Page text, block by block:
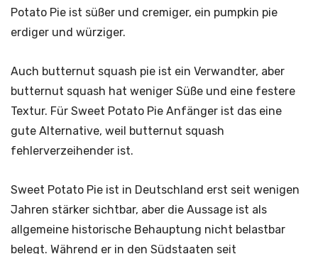
Potato Pie ist süßer und cremiger, ein pumpkin pie
erdiger und würziger.
Auch butternut squash pie ist ein Verwandter, aber
butternut squash hat weniger Süße und eine festere
Textur. Für Sweet Potato Pie Anfänger ist das eine
gute Alternative, weil butternut squash
fehlerverzeihender ist.
Sweet Potato Pie ist in Deutschland erst seit wenigen
Jahren stärker sichtbar, aber die Aussage ist als
allgemeine historische Behauptung nicht belastbar
belegt. Während er in den Südstaaten seit